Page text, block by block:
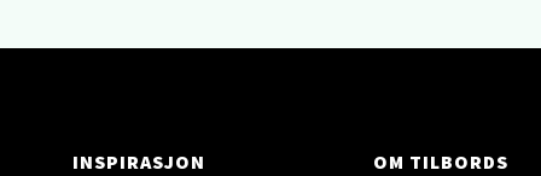
INSPIRASJON
OM TILBORDS